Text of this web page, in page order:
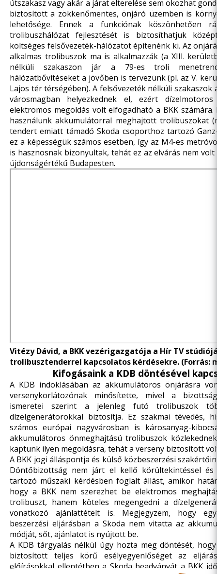
útszakasz vagy akár a járat elterelése sem okozhat
biztosított a zökkenőmentes, önjáró üzemben is
lehetősége. Ennek a funkciónak köszönhetően
trolibuszhálózat fejlesztését is biztosíthatjuk
költséges felsővezeték-hálózatot építenénk ki. Az
alkalmas trolibuszok ma is alkalmazzák (a XIII.
nélküli szakaszon jár a 79-es troli
hálózatbővítéseket a jövőben is tervezünk (pl. az V.
Lajos tér térségében). A felsővezeték nélküli
városmagban helyezkednek el, ezért
elektromos megoldás volt elfogadható a BKK
használunk akkumulátorral meghajtott trolibuszokat
tendert emiatt támadó Skoda csoporthoz tartozó
ez a képességük számos esetben, így az M4-es
is hasznosnak bizonyultak, tehát ez az elvárás nem
újdonságértékű Budapesten.
Vitézy Dávid, a BKK vezérigazgatója a Hír TV
trolibusztenderrel kapcsolatos kérdésekre. (Forrás:
Kifogásaink a KDB döntésével
A KDB indoklásában az akkumulátoros önjárásra
versenykorlátozónak minősítette, mivel a
ismeretei szerint a jelenleg futó trolibuszok
dízelgenerátorokkal biztosítja. Ez szakmai tévedés,
számos európai nagyvárosban is károsanyag-
akkumulátoros önmeghajtású trolibuszok
kaptunk ilyen megoldásra, tehát a verseny biztosított
A BKK jogi álláspontja és külső közbeszerzési
Döntőbizottság nem járt el kellő körültekintéssel
tartozó műszaki kérdésben foglalt állást, amikor
hogy a BKK nem szerezhet be elektromos
trolibuszt, hanem köteles megengedni a
vonatkozó ajánlattételt is. Megjegyzem, hogy
beszerzési eljárásban a Skoda nem vitatta az
módját, sőt, ajánlatot is nyújtott be.
A KDB tárgyalás nélkül úgy hozta meg döntését,
biztosított teljes körű esélyegyenlőséget az
előírásokkal ellentétben a Skoda beadványát a BKK